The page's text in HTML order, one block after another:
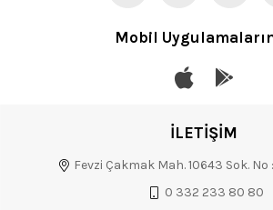
Mobil
İLETİŞİM
Fevzi Çakmak Mah. 10643 Sok. No
0 332 233 80 80